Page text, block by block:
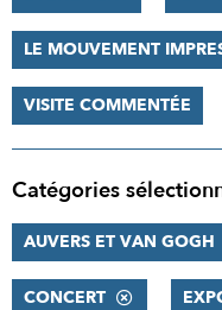
LE MOUVEMENT
VISITE COMMENTÉE
Catégories
AUVERS ET VAN GOGH
CONCERT